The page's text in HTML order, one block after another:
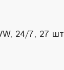
24/7, 27 шт